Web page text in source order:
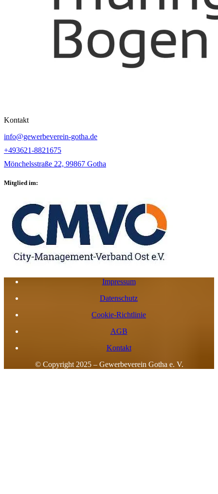
Kontakt
info@gewerbeverein-gotha.de
+493621-8821675
Mönchelsstraße 22, 99867 Gotha
Mitglied im:
Impressum
Datenschutz
Cookie-Richtlinie
AGB
Kontakt
© Copyright 2025 – Gewerbeverein Gotha e. V.